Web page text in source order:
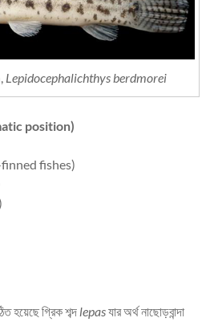
Lepidocephalichthys berdmorei
position)
finned fishes)
হয়েছে গ্রিক শব্দ lepasযার অর্থনাছোড়বান্দা